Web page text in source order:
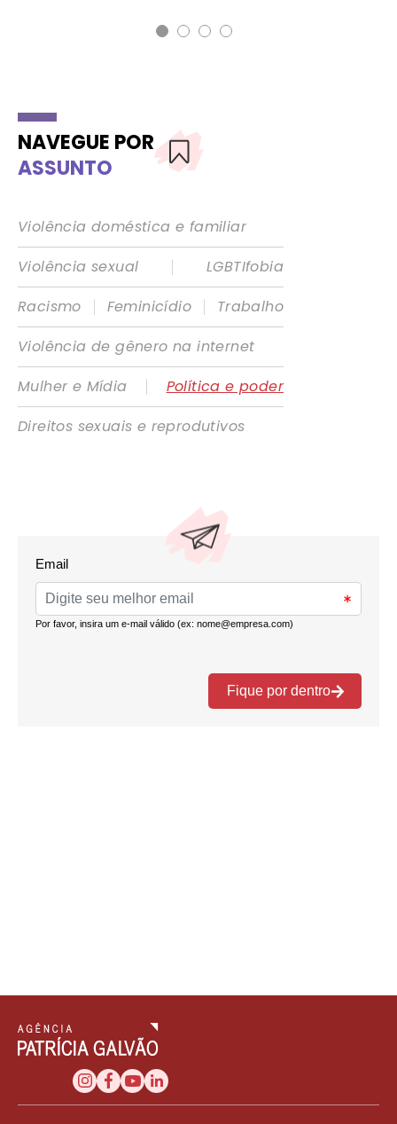
NAVEGUE POR
ASSUNTO
Violência doméstica e familiar
Violência sexual
|
LGBTIfobia
Racismo
| Feminicídio |
Trabalho
Violência de gênero na internet
Mulher e Mídia
|
Política e poder
Direitos sexuais e reprodutivos